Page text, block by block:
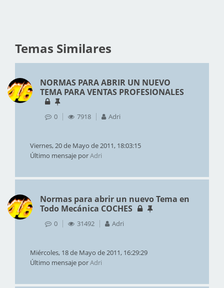
Temas Similares
NORMAS PARA ABRIR UN NUEVO
TEMA PARA VENTAS PROFESIONALES
0 7918 Adri
Viernes, 20 de Mayo de 2011, 18:03:15
Último mensaje porAdri
Normas para abrir un nuevo Tema en
Todo Mecánica COCHES
0 31492 Adri
Miércoles, 18 de Mayo de 2011, 16:29:29
Último mensaje porAdri